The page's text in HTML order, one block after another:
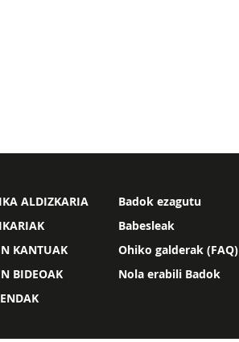
ALDIZKARIA
KANTUAK
BIDEOAK
Badok ezagutu
Babesleak
Ohiko galderak (FAQ)
Nola erabili Badok